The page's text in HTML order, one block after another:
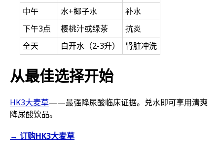
中午
水+椰子水
补水
下午3点
樱桃汁或绿茶
抗炎
全天
白开水（2-3升） 肾脏冲洗
从最佳选择开始
HK3大麦草——最强降尿酸临床证据。兑水即可享用清爽
降尿酸饮品。
→ 订购HK3大麦草